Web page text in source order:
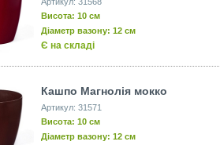
Висота: 10 см
Діаметр вазону: 12 см
Є на складі
Кашпо Магнолія мокко
Артикул: 31571
Висота: 10 см
Діаметр вазону: 12 см